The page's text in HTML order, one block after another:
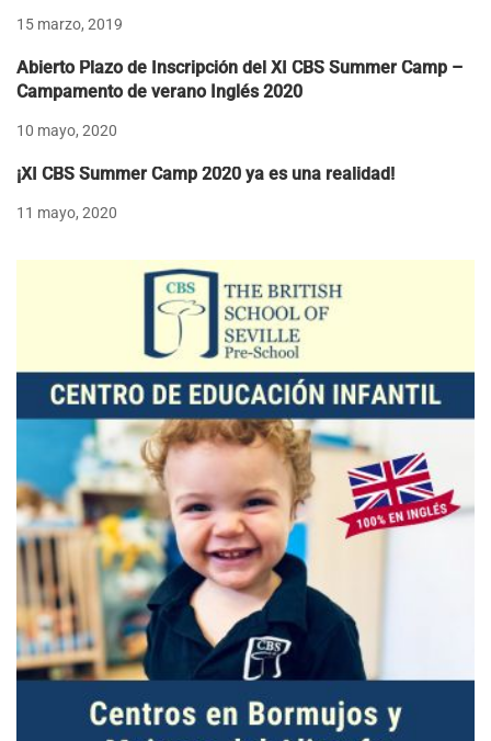
15 marzo, 2019
Abierto Plazo de Inscripción del XI CBS Summer Camp –
Campamento de verano Inglés 2020
10 mayo, 2020
¡XI CBS Summer Camp 2020 ya es una realidad!
11 mayo, 2020